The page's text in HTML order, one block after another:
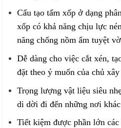
Cấu tạo tấm xốp ở dạng
xốp có khả năng chịu lực
năng chống nồm ẩm tuyệt
Dễ dàng cho việc cắt xén,
đặt theo ý muốn của chủ
Trọng lượng vật liệu siêu
di dời đi đến những nơi khác
Tiết kiệm được phần lớn